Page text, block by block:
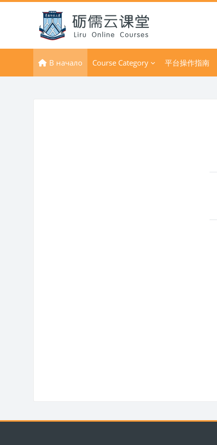
В начало Course Category 平台操作指南